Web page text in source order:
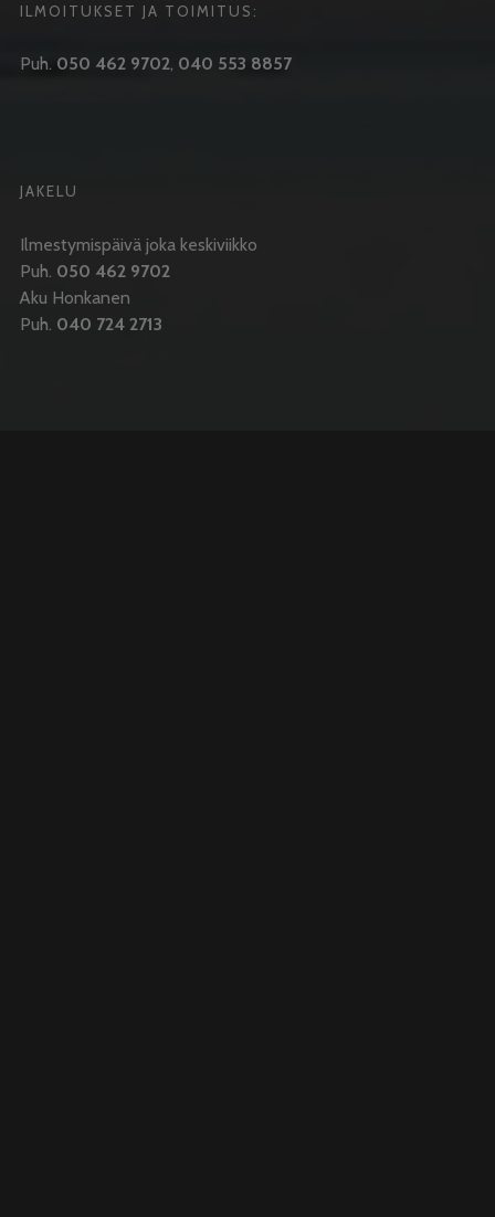
ILMOITUKSET JA TOIMITUS:
Puh. 050 462 9702, 040 553 8857
JAKELU
Ilmestymispäivä joka keskiviikko
Puh. 050 462 9702
Aku Honkanen
Puh. 040 724 2713